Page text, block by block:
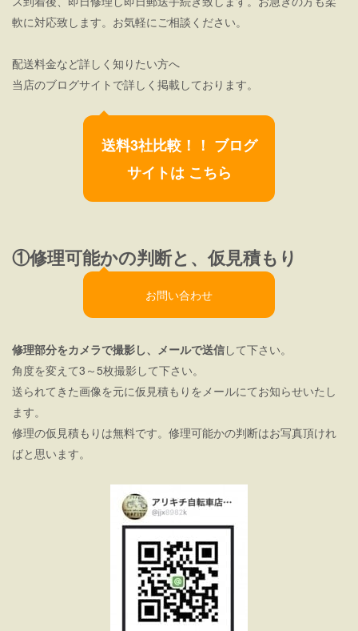
軟に対応致します。お気軽にご相談ください。
配送料金など詳しく知りたい方へ
当店のブログサイトで詳しく掲載しております。
送料3社比較！！ ブログ
サイトは こちら
①修理可能かの判断と、仮見積もり
お問い合わせ
修理部分をカメラで撮影し、メールで送信して下さい。
角度を変えて3～5枚撮影して下さい。
送られてきた画像を元に仮見積もりをメールにてお知らせいたし
ます。
修理の仮見積もりは無料です。修理可能かの判断はお写真頂けれ
ばと思います。